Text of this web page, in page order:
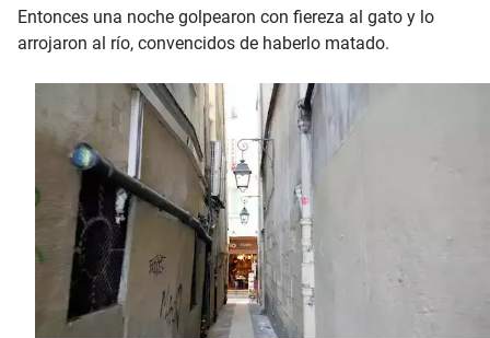
Entonces una noche golpearon con fiereza al gato y lo
arrojaron al río, convencidos de haberlo matado.